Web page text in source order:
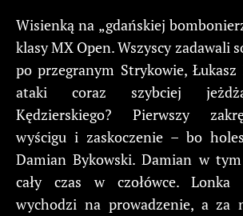
Wisienką na „gdańskiej
klasy MX Open. Wszyscy zadawali
po przegranym Strykowie, Łukasz
ataki coraz szybciej
Kędzierskiego? Pierwszy
wyścigu i zaskoczenie – bo
Damian Bykowski. Damian w
cały czas w czołówce. Lonka
wychodzi na prowadzenie, a za